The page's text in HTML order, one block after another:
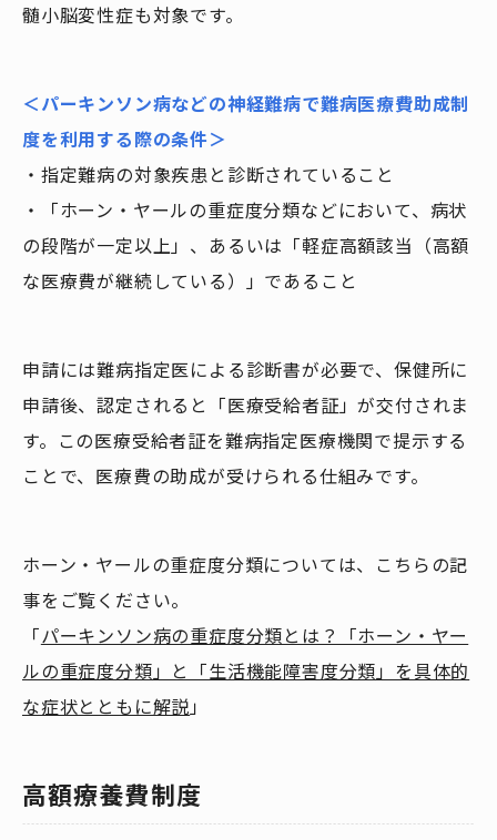
髄小脳変性症も対象です。
＜パーキンソン病などの神経難病で難病医療費助成制
度を利用する際の条件＞
・指定難病の対象疾患と診断されていること
・「ホーン・ヤールの重症度分類などにおいて、病状
の段階が一定以上」、あるいは「軽症高額該当（高額
な医療費が継続している）」であること
申請には難病指定医による診断書が必要で、保健所に
申請後、認定されると「医療受給者証」が交付されま
す。この医療受給者証を難病指定医療機関で提示する
ことで、医療費の助成が受けられる仕組みです。
ホーン・ヤールの重症度分類については、こちらの記
事をご覧ください。
「パーキンソン病の重症度分類とは？「ホーン・ヤー
ルの重症度分類」と「生活機能障害度分類」を具体的
な症状とともに解説」
高額療養費制度